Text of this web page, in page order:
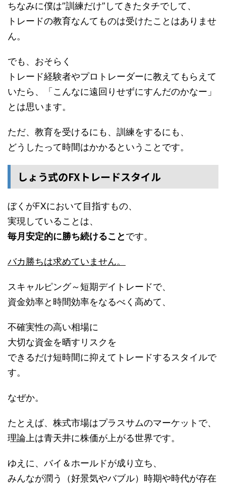
ちなみに僕は”訓練だけ”してきたタチでして、
トレードの教育なんてものは受けたことはありませ
ん。
でも、おそらく
トレード経験者やプロトレーダーに教えてもらえて
いたら、「こんなに遠回りせずにすんだのかなー」
とは思います。
ただ、教育を受けるにも、訓練をするにも、
どうしたって時間はかかるということです。
しょう式のFXトレードスタイル
ぼくがFXにおいて目指すもの、
実現していることは、
毎月安定的に勝ち続けることです。
バカ勝ちは求めていません。
スキャルピング～短期デイトレードで、
資金効率と時間効率をなるべく高めて、
不確実性の高い相場に
大切な資金を晒すリスクを
できるだけ短時間に抑えてトレードするスタイルで
す。
なぜか。
たとえば、株式市場はプラスサムのマーケットで、
理論上は青天井に株価が上がる世界です。
ゆえに、バイ＆ホールドが成り立ち、
みんなが潤う（好景気やバブル）時期や時代が存在